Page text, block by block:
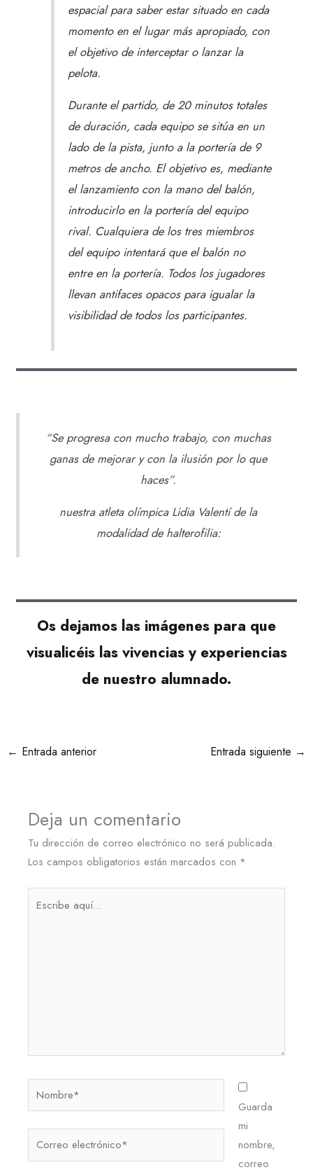
espacial para saber estar situado en cada
momento en el lugar más apropiado, con
el objetivo de interceptar o lanzar la
pelota.
Durante el partido, de 20 minutos totales
de duración, cada equipo se sitúa en un
lado de la pista, junto a la portería de 9
metros de ancho. El objetivo es, mediante
el lanzamiento con la mano del balón,
introducirlo en la portería del equipo
rival. Cualquiera de los tres miembros
del equipo intentará que el balón no
entre en la portería. Todos los jugadores
llevan antifaces opacos para igualar la
visibilidad de todos los participantes.
“Se progresa con mucho trabajo, con muchas
ganas de mejorar y con la ilusión por lo que
haces”.
nuestra atleta olímpica Lidia Valentí de la
modalidad de halterofilia:
Os dejamos las imágenes para que
visualicéis las vivencias y experiencias
de nuestro alumnado.
← Entrada anterior Entrada siguiente →
Deja un comentario
Tu dirección de correo electrónico no será publicada.
Los campos obligatorios están marcados con *
Nombre*
Guarda
mi
nombre,
correo